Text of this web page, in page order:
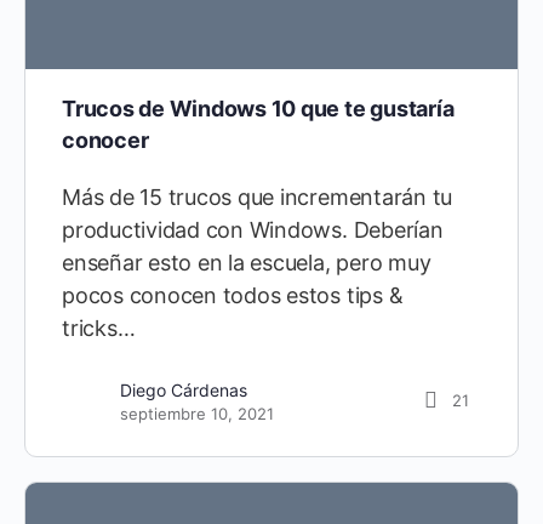
Trucos de Windows 10 que te gustaría
conocer
Más de 15 trucos que incrementarán tu
productividad con Windows. Deberían
enseñar esto en la escuela, pero muy
pocos conocen todos estos tips &
tricks…
Diego Cárdenas
septiembre 10, 2021
21